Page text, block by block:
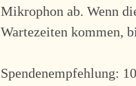
Mikrophon ab. Wenn
Wartezeiten kommen,
Spendenempfehlung: